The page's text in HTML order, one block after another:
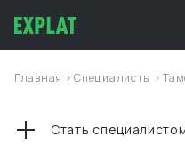
Главная >Специалисты >
Стать